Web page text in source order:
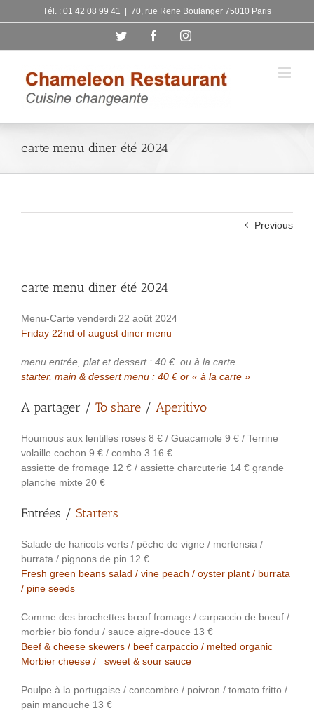
to
Tél. : 01 42 08 99 41 70, rue Rene Boulanger 75010 Paris
Twitter FacebookInstagram
carte menu diner été 2024
Previous
carte menu diner été 2024
Menu-Carte venderdi 22 août 2024
Friday 22nd of august diner menu
menu entrée, plat et dessert : 40 € ou à la carte
starter, main & dessert menu : 40 € or « à la carte »
A partager / To share / Aperitivo
Houmous aux lentilles roses 8 € / Guacamole 9 € / Terrine
volaille cochon 9 € / combo 3 16 €
assiette de fromage 12 € / assiette charcuterie 14 € grande
planche mixte 20 €
Entrées / Starters
Salade de haricots verts / pêche de vigne / mertensia /
burrata / pignons de pin 12 €
Fresh green beans salad / vine peach / oyster plant / burrata
/ pine seeds
Comme des brochettes bœuf fromage / carpaccio de boeuf /
morbier bio fondu / sauce aigre-douce 13 €
Beef & cheese skewers / beef carpaccio / melted organic
Morbier cheese / sweet & sour sauce
Poulpe à la portugaise / concombre / poivron / tomato fritto /
pain manouche 13 €